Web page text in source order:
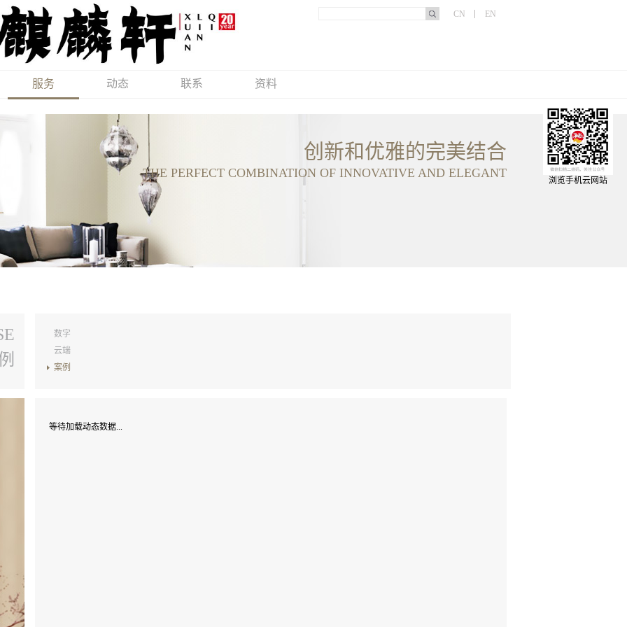
CN EN
服务 动态 联系 资料
创新和优雅的完美结合
THE PERFECT COMBINATION OF INNOVATIVE AND ELEGANT
数字
云端
案例
等待加载动态数据...
浏览手机云网站